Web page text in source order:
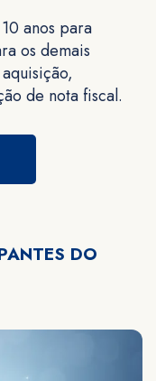
anos para
os demais
de nota fiscal.
DO